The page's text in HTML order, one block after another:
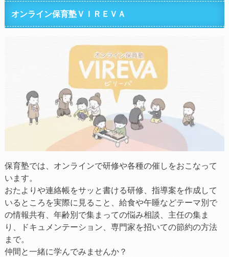
オンライン保育塾ＶＩＲＥＶＡ
保育塾では、オンラインで研修や各種の催しをおこなって
います。
おたよりや連絡帳をサッと書ける研修、指導案を作成して
いるところを実際に見ること、給食や午睡などテーマ別で
の情報共有、年齢別で集まっての悩み相談、主任の集ま
り、ドキュメンテーション、専門家を招いての節約の方法
まで。
仲間と一緒に学んでみませんか？